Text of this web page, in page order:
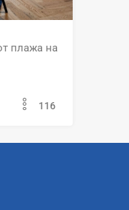
плажа на
116